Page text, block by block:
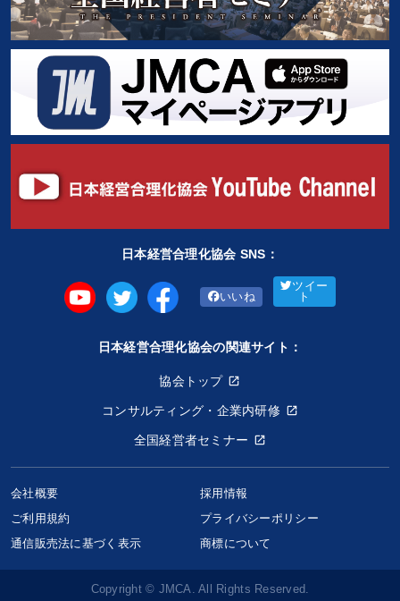
日本経営合理化協会 SNS：
いいね
ツイー
ト
日本経営合理化協会の関連サイト：
協会トップ
コンサルティング・企業内研修
全国経営者セミナー
会社概要
採用情報
ご利用規約
プライバシーポリシー
通信販売法に基づく表示
商標について
Copyright © JMCA. All Rights Reserved.
【追加開催・6月】社長のための「実践AI活用・集中講座」
keyboard_arrow_downセミナー選択